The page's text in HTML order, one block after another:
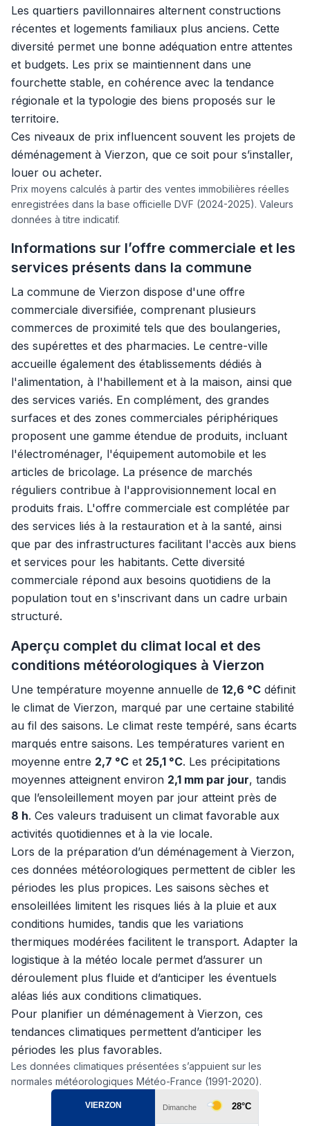
Les quartiers pavillonnaires alternent constructions
récentes et logements familiaux plus anciens. Cette
diversité permet une bonne adéquation entre attentes
et budgets. Les prix se maintiennent dans une
fourchette stable, en cohérence avec la tendance
régionale et la typologie des biens proposés sur le
territoire.
Ces niveaux de prix influencent souvent les projets de
déménagement à Vierzon, que ce soit pour s’installer,
louer ou acheter.
Prix moyens calculés à partir des ventes immobilières réelles
enregistrées dans la base officielle DVF (2024-2025). Valeurs
données à titre indicatif.
Informations sur l’offre commerciale et les
services présents dans la commune
La commune de Vierzon dispose d'une offre
commerciale diversifiée, comprenant plusieurs
commerces de proximité tels que des boulangeries,
des supérettes et des pharmacies. Le centre-ville
accueille également des établissements dédiés à
l'alimentation, à l'habillement et à la maison, ainsi que
des services variés. En complément, des grandes
surfaces et des zones commerciales périphériques
proposent une gamme étendue de produits, incluant
l'électroménager, l'équipement automobile et les
articles de bricolage. La présence de marchés
réguliers contribue à l'approvisionnement local en
produits frais. L'offre commerciale est complétée par
des services liés à la restauration et à la santé, ainsi
que par des infrastructures facilitant l'accès aux biens
et services pour les habitants. Cette diversité
commerciale répond aux besoins quotidiens de la
population tout en s'inscrivant dans un cadre urbain
structuré.
Aperçu complet du climat local et des
conditions météorologiques à Vierzon
Une température moyenne annuelle de 12,6 °C définit
le climat de Vierzon, marqué par une certaine stabilité
au fil des saisons. Le climat reste tempéré, sans écarts
marqués entre saisons. Les températures varient en
moyenne entre 2,7 °C et 25,1 °C. Les précipitations
moyennes atteignent environ 2,1 mm par jour, tandis
que l’ensoleillement moyen par jour atteint près de
8 h. Ces valeurs traduisent un climat favorable aux
activités quotidiennes et à la vie locale.
Lors de la préparation d’un déménagement à Vierzon,
ces données météorologiques permettent de cibler les
périodes les plus propices. Les saisons sèches et
ensoleillées limitent les risques liés à la pluie et aux
conditions humides, tandis que les variations
thermiques modérées facilitent le transport. Adapter la
logistique à la météo locale permet d’assurer un
déroulement plus fluide et d’anticiper les éventuels
aléas liés aux conditions climatiques.
Pour planifier un déménagement à Vierzon, ces
tendances climatiques permettent d’anticiper les
périodes les plus favorables.
Les données climatiques présentées s’appuient sur les
normales météorologiques Météo-France (1991-2020).